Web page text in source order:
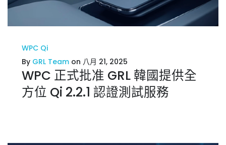
WPC Qi
By GRL Team on 八月 21, 2025
WPC 正式批准 GRL 韓國提供全
方位 Qi 2.2.1 認證測試服務